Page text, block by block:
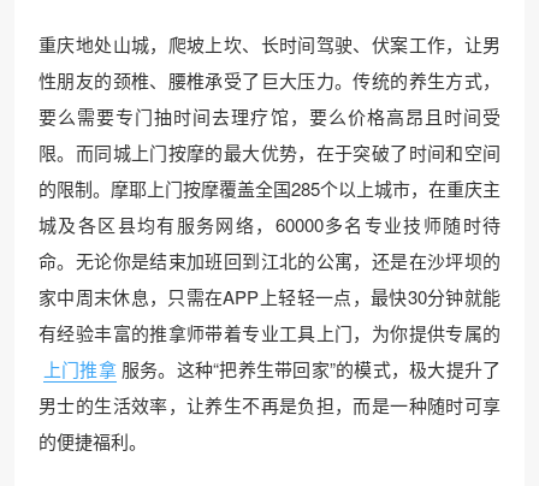
重庆地处山城，爬坡上坎、长时间驾驶、伏案工作，让男
性朋友的颈椎、腰椎承受了巨大压力。传统的养生方式，
要么需要专门抽时间去理疗馆，要么价格高昂且时间受
限。而同城上门按摩的最大优势，在于突破了时间和空间
的限制。摩耶上门按摩覆盖全国285个以上城市，在重庆主
城及各区县均有服务网络，60000多名专业技师随时待
命。无论你是结束加班回到江北的公寓，还是在沙坪坝的
家中周末休息，只需在APP上轻轻一点，最快30分钟就能
有经验丰富的推拿师带着专业工具上门，为你提供专属的
上门推拿 服务。这种“把养生带回家”的模式，极大提升了
男士的生活效率，让养生不再是负担，而是一种随时可享
的便捷福利。